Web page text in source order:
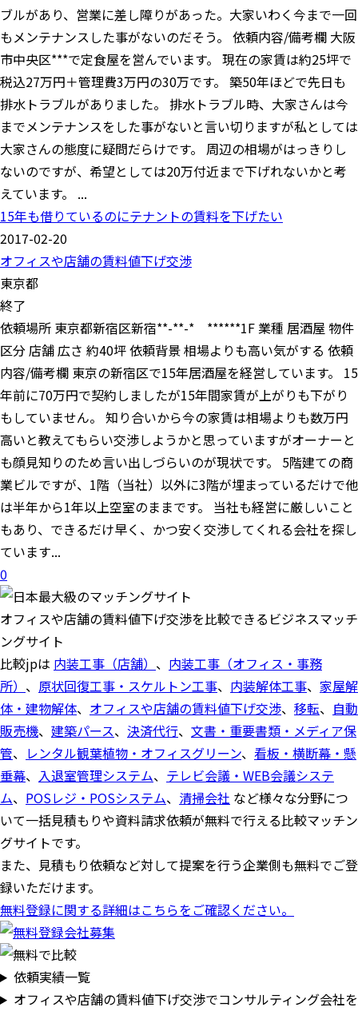
ブルがあり、営業に差し障りがあった。大家いわく今まで一回
もメンテナンスした事がないのだそう。 依頼内容/備考欄 大阪
市中央区***で定食屋を営んでいます。 現在の家賃は約25坪で
税込27万円＋管理費3万円の30万です。 築50年ほどで先日も
排水トラブルがありました。 排水トラブル時、大家さんは今
までメンテナンスをした事がないと言い切りますが私としては
大家さんの態度に疑問だらけです。 周辺の相場がはっきりし
ないのですが、希望としては20万付近まで下げれないかと考
えています。 ...
15年も借りているのにテナントの賃料を下げたい
2017-02-20
オフィスや店舗の賃料値下げ交渉
東京都
終了
依頼場所 東京都新宿区新宿**-**-* ******1F 業種 居酒屋 物件
区分 店舗 広さ 約40坪 依頼背景 相場よりも高い気がする 依頼
内容/備考欄 東京の新宿区で15年居酒屋を経営しています。 15
年前に70万円で契約しましたが15年間家賃が上がりも下がり
もしていません。 知り合いから今の家賃は相場よりも数万円
高いと教えてもらい交渉しようかと思っていますがオーナーと
も顔見知りのため言い出しづらいのが現状です。 5階建ての商
業ビルですが、1階（当社）以外に3階が埋まっているだけで他
は半年から1年以上空室のままです。 当社も経営に厳しいこと
もあり、できるだけ早く、かつ安く交渉してくれる会社を探し
ています...
0
オフィスや店舗の賃料値下げ交渉を比較できるビジネスマッチ
ングサイト
比較jpは 内装工事（店舗） 、 内装工事（オフィス・事務
所） 、 原状回復工事・スケルトン工事、 内装解体工事、 家屋解
体・建物解体、 オフィスや店舗の賃料値下げ交渉、 移転、 自動
販売機、 建築パース、 決済代行、 文書・重要書類・メディア保
管、 レンタル観葉植物・オフィスグリーン、 看板・横断幕・懸
垂幕、 入退室管理システム、 テレビ会議・WEB会議システ
ム、 POSレジ・POSシステム、 清掃会社 など様々な分野につ
いて一括見積もりや資料請求依頼が無料で行える比較マッチン
グサイトです。
また、見積もり依頼など対して提案を行う企業側も無料でご登
録いただけます。
無料登録に関する詳細はこちらをご確認ください。
依頼実績一覧
オフィスや店舗の賃料値下げ交渉でコンサルティング会社を